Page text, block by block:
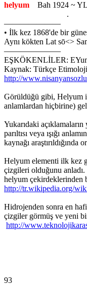
helyum Bah 1924 ~
.
———————
• İlk kez 1868'de bir
Aynı kökten Lat sō<>
———————
EŞKÖKENLİLER:
Kaynak:
http://
Görüldüğü gibi, Helyum
anlamlardan hiçbirine)
Yukarıdaki
parıltısı veya ışığı
kaynağı
Helyum elementi ilk kez
çizgileri olduğunu anladı.
helyum
http://tr.wikipedia.org/
Hidrojenden sonra en
çizgiler görmüş ve yeni
http://
93